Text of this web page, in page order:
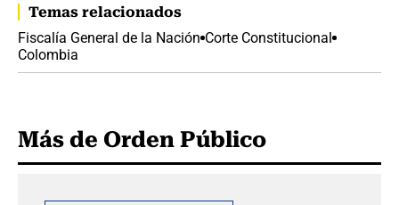
Temas relacionados
Fiscalía General de la Nación Corte Constitucional
Colombia
Más de Orden Público